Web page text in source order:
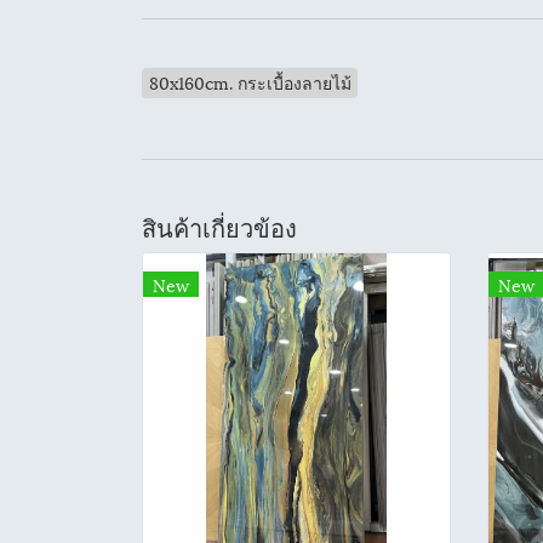
80x160cm. กระเบื้องลายไม้
สินค้าเกี่ยวข้อง
New New